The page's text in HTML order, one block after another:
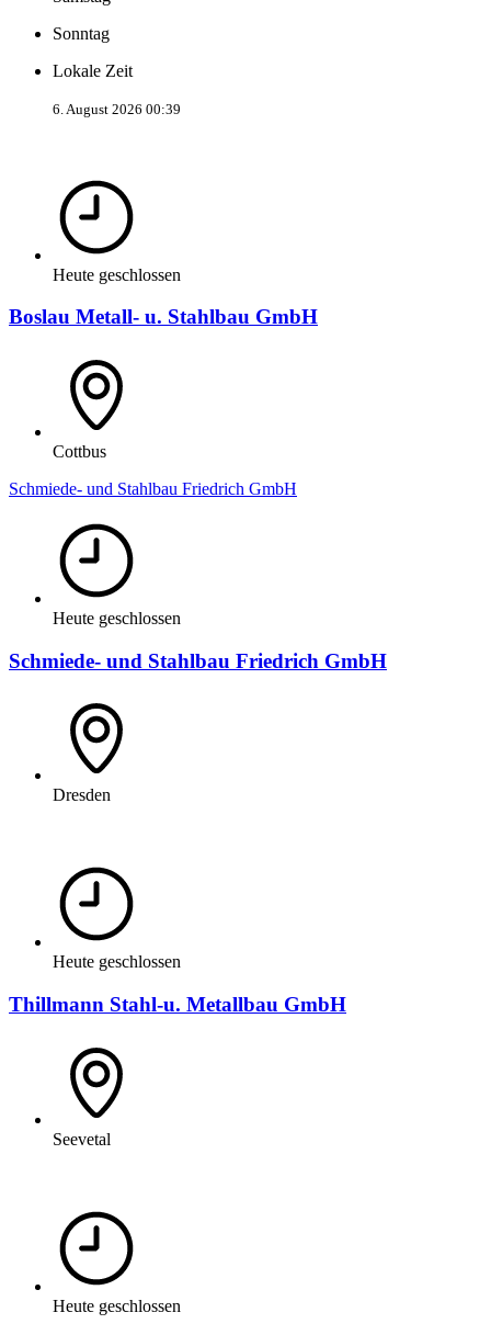
Sonntag
Lokale Zeit
6. August 2026 00:39
Heute geschlossen
Boslau Metall- u. Stahlbau GmbH
Cottbus
Schmiede- und Stahlbau Friedrich GmbH
Heute geschlossen
Schmiede- und Stahlbau Friedrich GmbH
Dresden
Heute geschlossen
Thillmann Stahl-u. Metallbau GmbH
Seevetal
Heute geschlossen